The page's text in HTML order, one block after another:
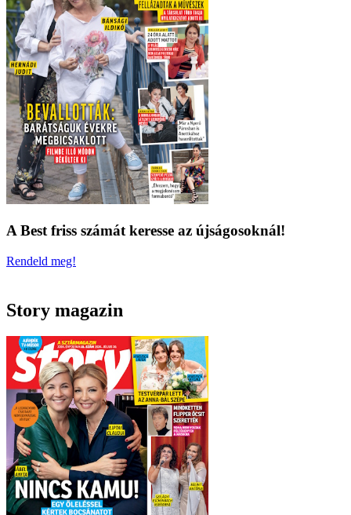
A Best friss számát keresse az újságosoknál!
Rendeld meg!
Story magazin